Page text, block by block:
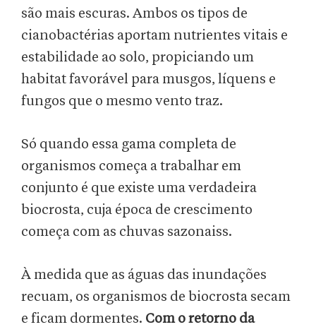
são mais escuras. Ambos os tipos de
cianobactérias aportam nutrientes vitais e
estabilidade ao solo, propiciando um
habitat favorável para musgos, líquens e
fungos que o mesmo vento traz.
Só quando essa gama completa de
organismos começa a trabalhar em
conjunto é que existe uma verdadeira
biocrosta, cuja época de crescimento
começa com as chuvas sazonaiss.
À medida que as águas das inundações
recuam, os organismos de biocrosta secam
e ficam dormentes. Com o retorno da